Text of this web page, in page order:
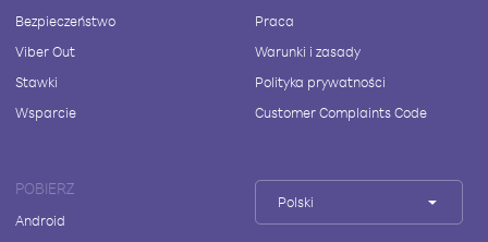
Bezpieczeństwo
Viber Out
Stawki
Wsparcie
Praca
Warunki i zasady
Polityka prywatności
Customer Complaints Code
POBIERZ
Android
Polski